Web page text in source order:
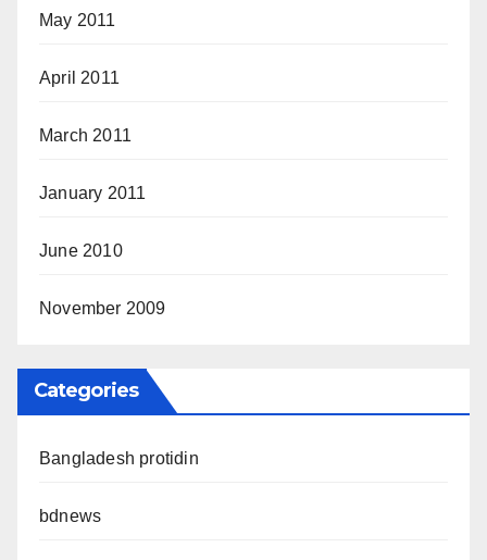
May 2011
April 2011
March 2011
January 2011
June 2010
November 2009
Categories
Bangladesh protidin
bdnews